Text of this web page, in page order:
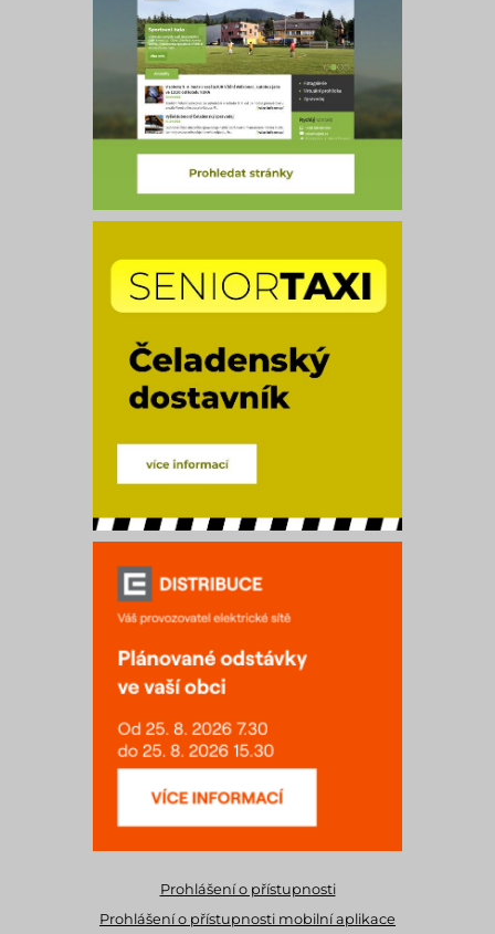
Prohlášení o přístupnosti
Prohlášení o přístupnosti mobilní aplikace